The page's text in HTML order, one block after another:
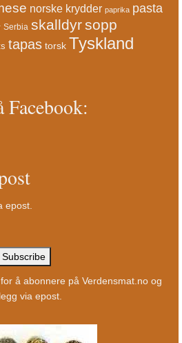
norske krydder paprika pasta
Serbia skalldyrsopp
tapas torsk Tyskland
Facebook:
epost.
å abonnere på Verdensmat.no og
via epost.